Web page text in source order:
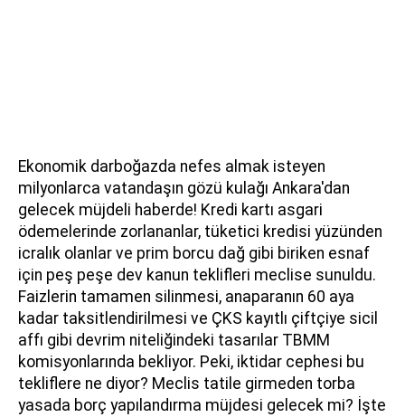
Ekonomik darboğazda nefes almak isteyen
milyonlarca vatandaşın gözü kulağı Ankara'dan
gelecek müjdeli haberde! Kredi kartı asgari
ödemelerinde zorlananlar, tüketici kredisi yüzünden
icralık olanlar ve prim borcu dağ gibi biriken esnaf
için peş peşe dev kanun teklifleri meclise sunuldu.
Faizlerin tamamen silinmesi, anaparanın 60 aya
kadar taksitlendirilmesi ve ÇKS kayıtlı çiftçiye sicil
affı gibi devrim niteliğindeki tasarılar TBMM
komisyonlarında bekliyor. Peki, iktidar cephesi bu
tekliflere ne diyor? Meclis tatile girmeden torba
yasada borç yapılandırma müjdesi gelecek mi? İşte